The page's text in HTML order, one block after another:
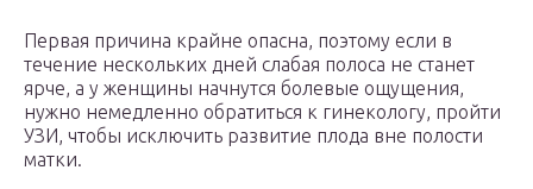
Первая причина крайне опасна, поэтому если в
течение нескольких дней слабая полоса не станет
ярче, а у женщины начнутся болевые ощущения,
нужно немедленно обратиться к гинекологу, пройти
УЗИ, чтобы исключить развитие плода вне полости
матки.